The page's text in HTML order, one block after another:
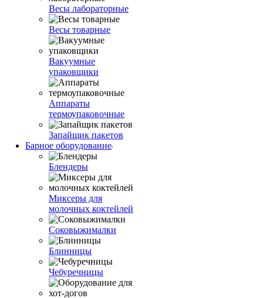
Весы лабораторные
Весы товарные
Вакуумные
упаковщики
Аппараты
термоупаковочные
Запайщик пакетов
Барное оборудование
Блендеры
Миксеры для
молочных коктейлей
Соковыжималки
Блинницы
Чебуречницы